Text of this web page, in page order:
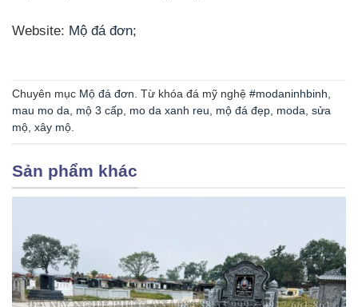
Website: Mộ đá đơn;
Chuyên mục Mộ đá đơn. Từ khóa đá mỹ nghệ #modaninhbinh,
mau mo da, mộ 3 cấp, mo da xanh reu, mộ đá đẹp, moda, sửa
mộ, xây mộ.
Sản phẩm khác